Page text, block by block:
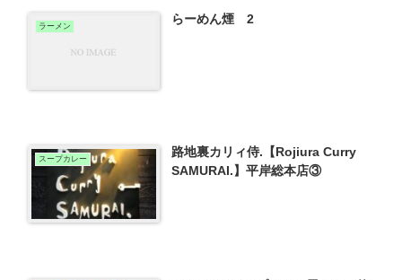
ラーメン らーめん煙 2
スープカレー
路地裏カリィ侍.【Rojiura Curry
SAMURAI.】平岸総本店③